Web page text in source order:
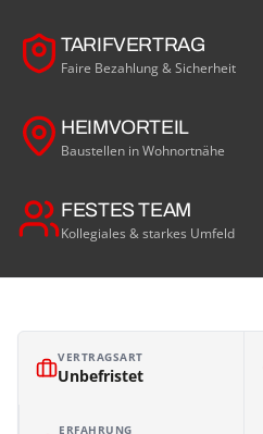
TARIFVERTRAG
Faire Bezahlung & Sicherheit
HEIMVORTEIL
Baustellen in Wohnortnähe
FESTES TEAM
Kollegiales & starkes Umfeld
VERTRAGSART
Unbefristet
ERFAHRUNG